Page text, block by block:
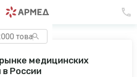
медицинских
России